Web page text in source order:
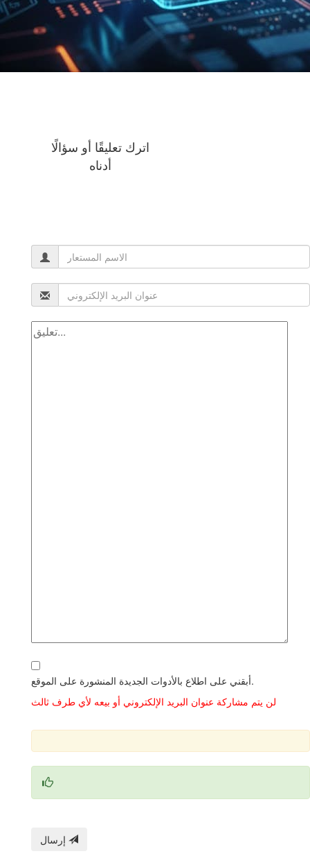
اترك تعليقًا أو سؤالًا
أدناه
أبقني على اطلاع بالأدوات الجديدة المنشورة على الموقع.
لن يتم مشاركة عنوان البريد الإلكتروني أو بيعه لأي طرف ثالث